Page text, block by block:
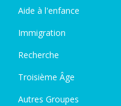
Aide à l'enfance
Immigration
Recherche
Troisième Âge
Autres Groupes